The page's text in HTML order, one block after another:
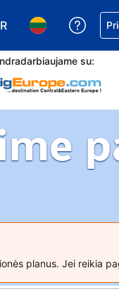
valiutą.
Pasirinkite
su:
planus. Jei reikia